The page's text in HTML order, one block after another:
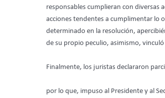
responsables cumplieran con diversas
acciones tendentes a cumplimentar lo
determinado en la resolución,
de su propio peculio, asimismo,
Finalmente, los juristas declararon
por lo que, impuso al Presidente y al